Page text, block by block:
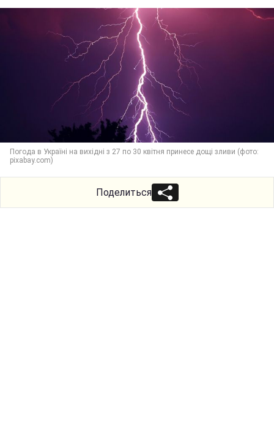
Погода в Україні на вихідні з 27 по 30 квітня принесе дощі зливи (фото:
pixabay.com)
Поделиться